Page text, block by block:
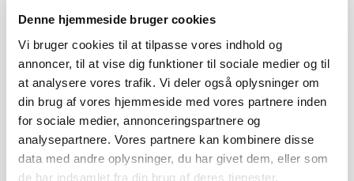
Denne hjemmeside bruger cookies
Vi bruger cookies til at tilpasse vores indhold og
annoncer, til at vise dig funktioner til sociale medier og til
at analysere vores trafik. Vi deler også oplysninger om
din brug af vores hjemmeside med vores partnere inden
for sociale medier, annonceringspartnere og
analysepartnere. Vores partnere kan kombinere disse
data med andre oplysninger, du har givet dem, eller som
de har indsamlet fra din brug af deres tjenester.